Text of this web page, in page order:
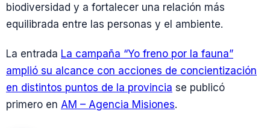
biodiversidad y a fortalecer una relación más
equilibrada entre las personas y el ambiente.
La entrada La campaña “Yo freno por la fauna”
amplió su alcance con acciones de concientización
en distintos puntos de la provincia se publicó
primero en AM – Agencia Misiones.